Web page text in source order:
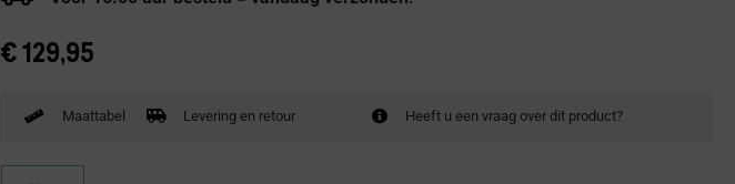
€ 129,95
Maattabel Levering en retour Heeft u een vraag over dit product?